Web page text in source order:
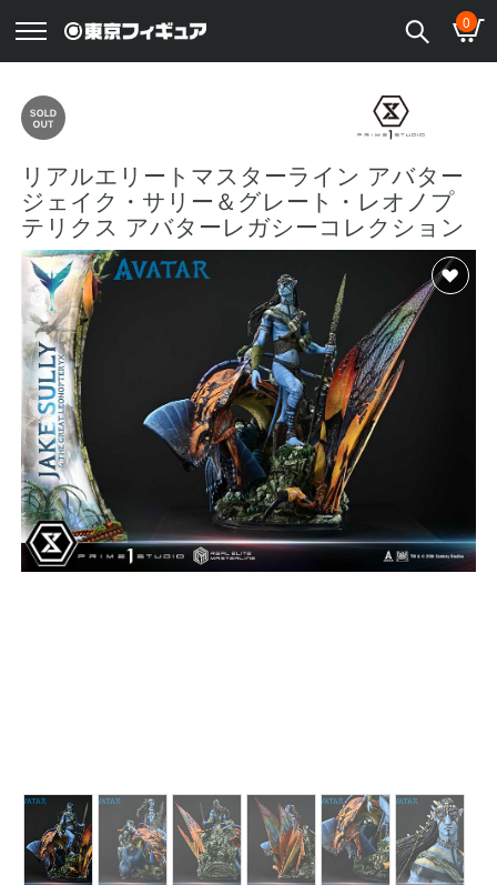
0
リアルエリートマスターライン アバター
ジェイク・サリー＆グレート・レオノプ
テリクス アバターレガシーコレクション